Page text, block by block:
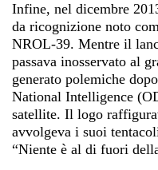
Infine, nel dicembre
da ricognizione noto
NROL-39. Mentre il
passava inosservato al
generato polemiche
National Intelligence
satellite. Il logo
avvolgeva i suoi
“Niente è al di fuori